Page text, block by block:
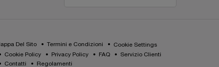
Del Sito Termini e Condizioni
Cookie Settings
Cookie Policy
Privacy Policy FAQ
Servizio Clienti
Contatti
Regolamenti